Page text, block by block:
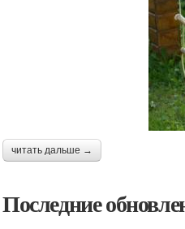
читать дальше →
Последние